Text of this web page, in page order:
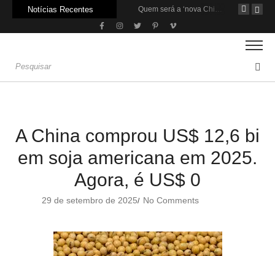
Notícias Recentes Quem será a ‘nova China’ do agro quando o apetite de Pequim acabar?
A China comprou US$ 12,6 bi
em soja americana em 2025.
Agora, é US$ 0
29 de setembro de 2025/ No Comments